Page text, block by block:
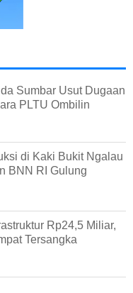
Sumbar Usut Dugaan
PLTU Ombilin
di Kaki Bukit Ngalau
BNN RI Gulung
Rp24,5 Miliar,
Tersangka